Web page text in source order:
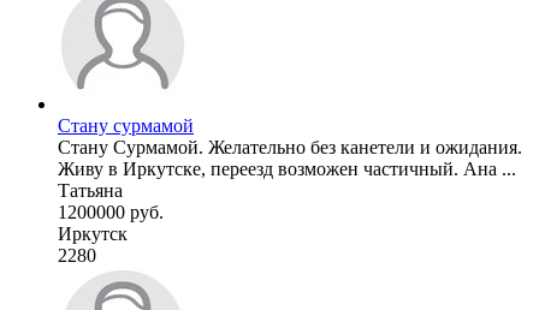
Стану сурмамой
Стану Сурмамой. Желательно без канетели и ожидания.
Живу в Иркутске, переезд возможен частичный. Ана ...
Татьяна
1200000 руб.
Иркутск
2280